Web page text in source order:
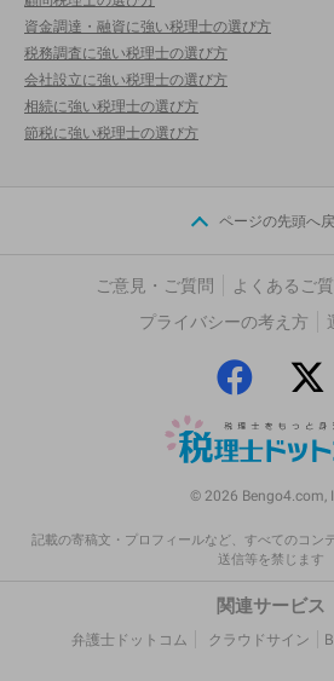
資金調達・融資に強い税理士の選び方
税務調査に強い税理士の選び方
会社設立に強い税理士の選び方
相続に強い税理士の選び方
節税に強い税理士の選び方
ページの先頭へ
ご意見・ご質問 よくあるご
プライバシーの考え方
© 2026 Bengo4.com,
記載の寄稿文・プロフィールなど、すべてのコン
送信等を禁じます
関連サービス
弁護士ドットコム クラウドサイン